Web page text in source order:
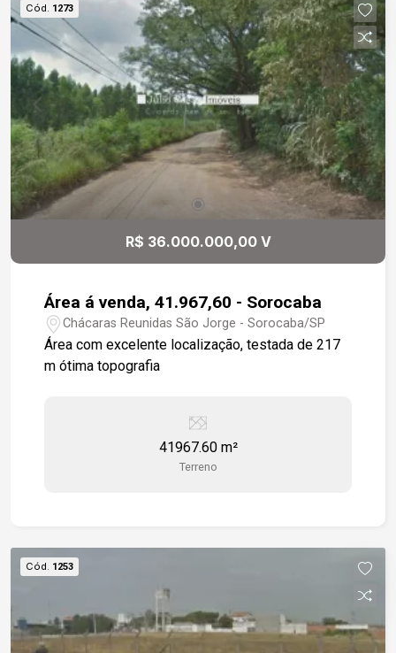
Cód. 1273
R$ 36.000.000,00 V
Área á venda, 41.967,60 - Sorocaba
Chácaras Reunidas São Jorge - Sorocaba/SP
Área com excelente localização, testada de 217
m ótima topografia
41967.60 m²
Terreno
Cód. 1253